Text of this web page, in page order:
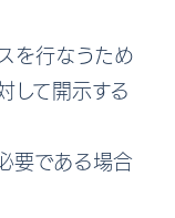
を行なうため
して開示する
要である場合